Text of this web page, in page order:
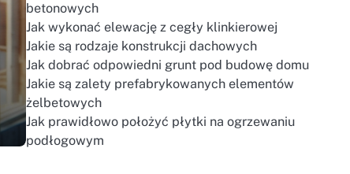
betonowych
Jak wykonać elewację z cegły klinkierowej
Jakie są rodzaje konstrukcji dachowych
Jak dobrać odpowiedni grunt pod budowę domu
Jakie są zalety prefabrykowanych elementów
żelbetowych
Jak prawidłowo położyć płytki na ogrzewaniu
podłogowym